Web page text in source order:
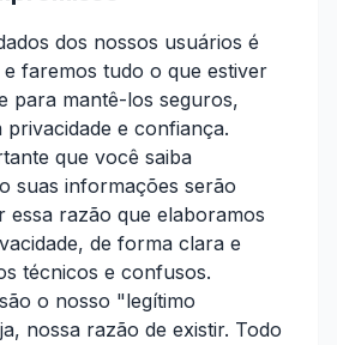
dos nossos usuários é
faremos tudo o que estiver
para mantê-los seguros,
e confiança.
que você saiba
suas informações serão
essa razão que elaboramos
de forma clara e
técnicos e confusos.
o nosso "legítimo
nossa razão de existir. Todo